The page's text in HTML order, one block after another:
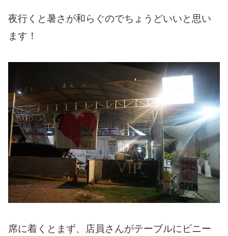
夜行くと暑さが和らぐのでちょうどいいと思い
ます！
席に着くとまず、店員さんがテーブルにビニー